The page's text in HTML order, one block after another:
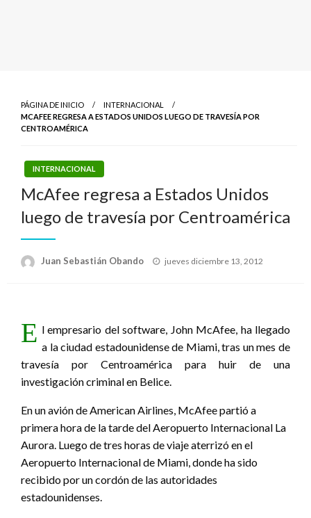
PÁGINA DE INICIO
INTERNACIONAL
MCAFEE REGRESA A ESTADOS UNIDOS LUEGO DE TRAVESÍA POR
CENTROAMÉRICA
INTERNACIONAL
McAfee regresa a Estados Unidos
luego de travesía por Centroamérica
Juan Sebastián Obando
Publicado
jueves diciembre 13, 2012
E l empresario del software, John McAfee, ha llegado
a la ciudad estadounidense de Miami, tras un mes de
travesía por Centroamérica para huir de una
investigación criminal en Belice.
En un avión de American Airlines, McAfee partió a
primera hora de la tarde del Aeropuerto Internacional La
Aurora. Luego de tres horas de viaje aterrizó en el
Aeropuerto Internacional de Miami, donde ha sido
recibido por un cordón de las autoridades
estadounidenses.